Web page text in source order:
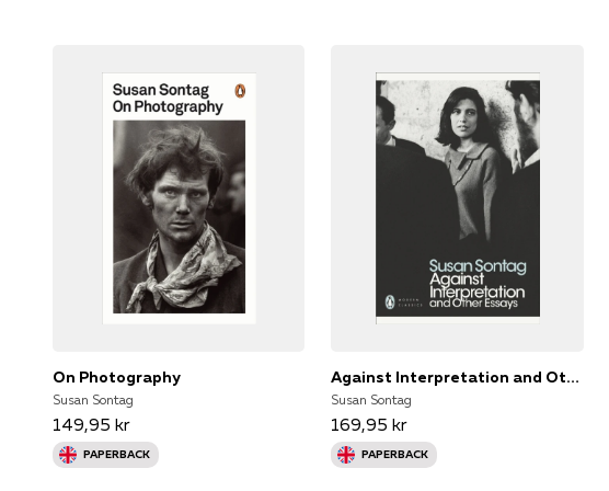
On Photography
Susan Sontag
149,95 kr
PAPERBACK
Against Interpretation and Other Essays
Susan Sontag
169,95 kr
PAPERBACK